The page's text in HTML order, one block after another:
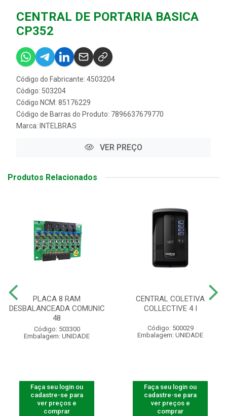
CENTRAL DE PORTARIA BASICA
CP352
Código do Fabricante: 4503204
Código: 503204
Código NCM: 85176229
Código de Barras do Produto: 7896637679770
Marca: INTELBRAS
VER PREÇO
Produtos Relacionados
PLACA 8 RAM
DESBALANCEADA COMUNIC
48
Código: 503300
Embalagem: UNIDADE
Faça seu login ou
cadastre-se para
ver preços e
comprar
CENTRAL COLETIVA
COLLECTIVE 4 I
Código: 500029
Embalagem: UNIDADE
Faça seu login ou
cadastre-se para
ver preços e
comprar